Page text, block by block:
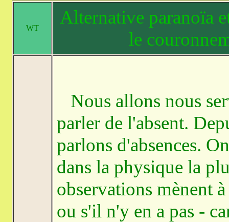
WT
Alternative paranoïa
le
Nous allons nous
parler de l'absent.
parlons d'absences.
dans la physique la
observations mènent
ou s'il n'y en a pas -